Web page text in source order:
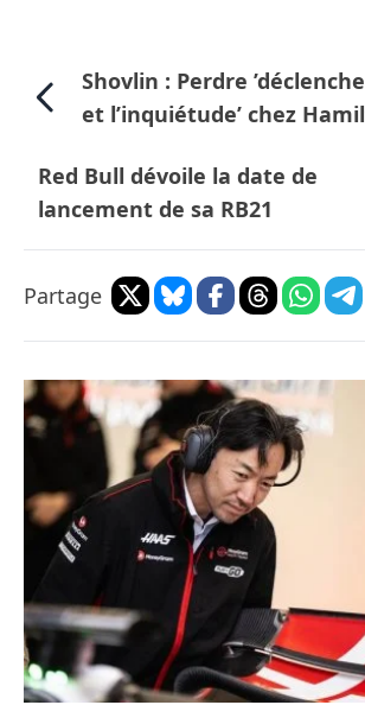
Shovlin : Perdre
et l’inquiétude’ chez
Red Bull dévoile la date de
lancement de sa RB21
Partage